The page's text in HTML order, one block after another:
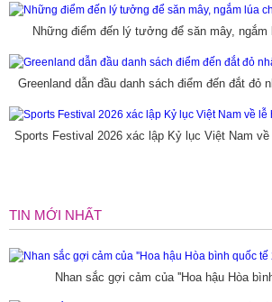
Những điểm đến lý tưởng để săn mây,
Greenland dẫn đầu danh sách điểm đến đắt đỏ
Sports Festival 2026 xác lập Kỷ lục Việt Nam
TIN MỚI NHẤT
Nhan sắc gợi cảm của ''Hoa hậu Hòa